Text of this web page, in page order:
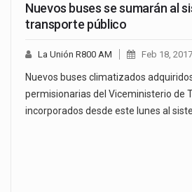
Nuevos buses se sumarán al
transporte público
La Unión R800 AM Feb 18, 2017
Nuevos buses climatizados
permisionarias del Viceministerio de
incorporados desde este lunes al